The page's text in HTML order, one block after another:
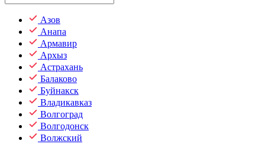
Азов
Анапа
Армавир
Архыз
Астрахань
Балаково
Буйнакск
Владикавказ
Волгоград
Волгодонск
Волжский